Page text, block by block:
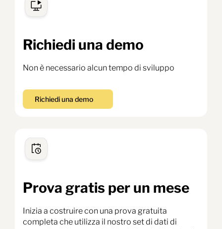
Richiedi una demo
Non è necessario alcun tempo di sviluppo
Richiedi una demo
Prova gratis per un mese
Inizia a costruire con una prova gratuita
completa che utilizza il nostro set di dati di